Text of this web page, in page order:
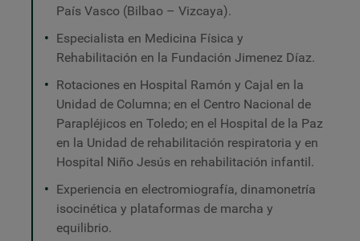
País Vasco (Bilbao – Vizcaya).
Especialista en Medicina Física y
Rehabilitación en la Fundación Jimenez Díaz.
Rotaciones en Hospital Ramón y Cajal en la
Unidad de Columna; en el Centro Nacional de
Parapléjicos en Toledo; en el Hospital de la Paz
en la Unidad de rehabilitación respiratoria y en
Hospital Niño Jesús en rehabilitación infantil.
Experiencia en electromiografía, dinamonetría
isocinética y plataformas de marcha y
equilibrio.